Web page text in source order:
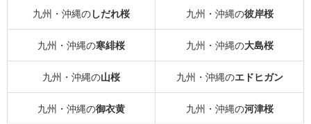
九州・沖縄のしだれ桜 九州・沖縄の彼岸桜
九州・沖縄の寒緋桜 九州・沖縄の大島桜
九州・沖縄の山桜 九州・沖縄のエドヒガン
九州・沖縄の御衣黄 九州・沖縄の河津桜